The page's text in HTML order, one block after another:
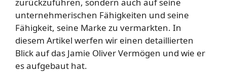
unternehmerischen Fähigkeiten und seine
Fähigkeit, seine Marke zu vermarkten. In
diesem Artikel werfen wir einen detaillierten
Blick auf das Jamie Oliver Vermögen und wie er
es aufgebaut hat.